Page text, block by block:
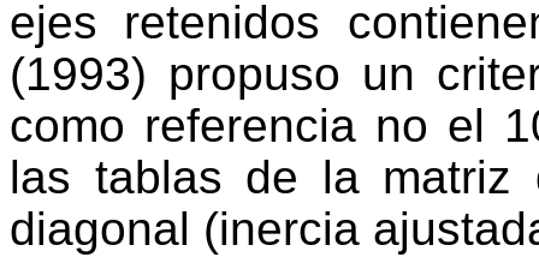
ejes retenidos
(1993) propuso un
como referencia no el
las tablas de la matriz
diagonal (inercia